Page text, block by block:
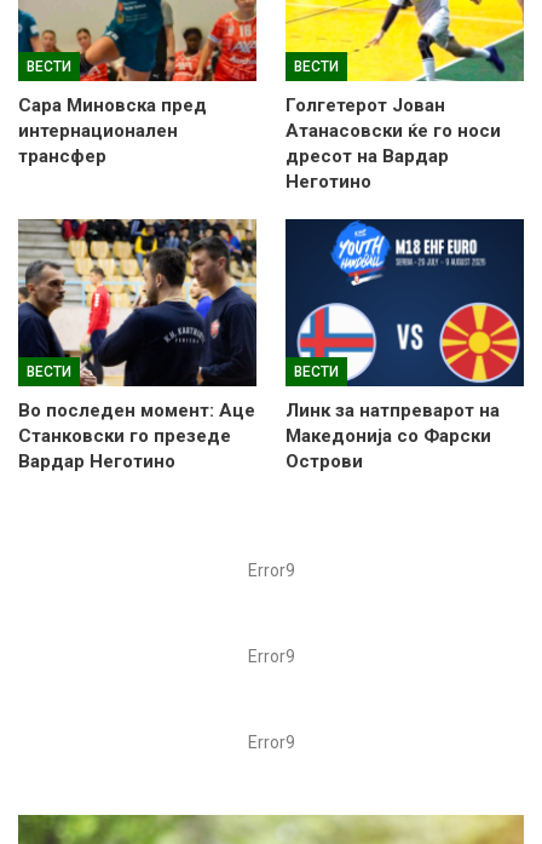
ВЕСТИ
Сара Миновска пред
интернационален
трансфер
ВЕСТИ
Голгетерот Јован
Атанасовски ќе го носи
дресот на Вардар
Неготино
ВЕСТИ
Во последен момент: Аце
Станковски го презеде
Вардар Неготино
ВЕСТИ
Линк за натпреварот на
Македонија со Фарски
Острови
Error9
Error9
Error9